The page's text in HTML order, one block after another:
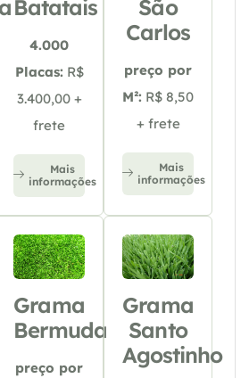
Batatais
4.000
Placas: R$
3.400,00 +
frete
Mais
informações
São
Carlos
preço por
M²: R$ 8,50
+ frete
Mais
informações
Grama
Bermuda
preço por
Grama
Santo
Agostinho